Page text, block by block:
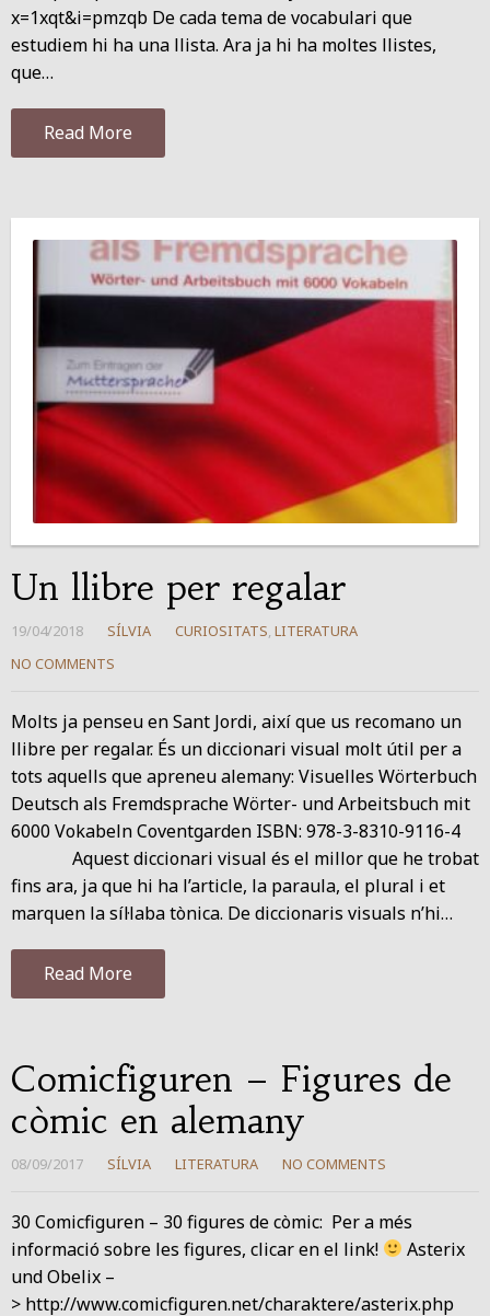
x=1xqt&i=pmzqb De cada tema de vocabulari que
estudiem hi ha una llista. Ara ja hi ha moltes llistes,
que…
Read More
Un llibre per regalar
19/04/2018 SÍLVIA CURIOSITATS, LITERATURA
NO COMMENTS
Molts ja penseu en Sant Jordi, així que us recomano un
llibre per regalar. És un diccionari visual molt útil per a
tots aquells que apreneu alemany: Visuelles Wörterbuch
Deutsch als Fremdsprache Wörter- und Arbeitsbuch mit
6000 Vokabeln Coventgarden ISBN: 978-3-8310-9116-4
Aquest diccionari visual és el millor que he trobat
fins ara, ja que hi ha l’article, la paraula, el plural i et
marquen la síl·laba tònica. De diccionaris visuals n’hi…
Read More
Comicfiguren – Figures de
còmic en alemany
08/09/2017 SÍLVIA LITERATURA NO COMMENTS
30 Comicfiguren – 30 figures de còmic: Per a més
informació sobre les figures, clicar en el link!
Asterix
und Obelix –
> http://www.comicfiguren.net/charaktere/asterix.php